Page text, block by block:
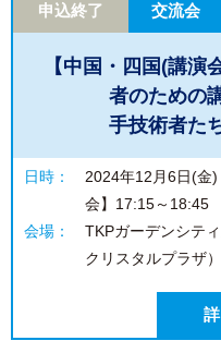
申込終了 交流会
【中国・四国(講演
者のための
手技術者た
日時：
2024年12月6日(
会】17:15～18:45
会場：
TKPガーデンシテ
クリスタルプラザ）